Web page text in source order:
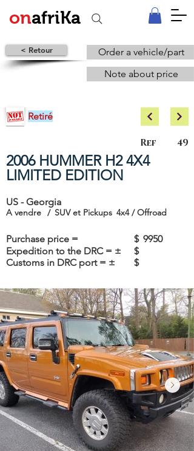
onafriKa
< Retour
Order a vehicle/part
Note about price
Retiré
Ref 49
2006 HUMMER H2 4X4
LIMITED EDITION
US - Georgia
A vendre / SUV et Pickups 4x4 / Offroad
Purchase price = $ 9950
Expedition to the DRC = ±
$
Customs in DRC port = ±
$